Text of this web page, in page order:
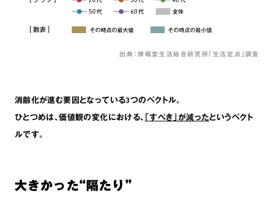
出典：博報堂生活総合研究所「生活定点」調査
消齢化が進む要因となっている3つのベクトル。
ひとつめは､価値観の変化における､ ｢すべき｣が減ったというベクト
ルです。
大きかった“隔たり”